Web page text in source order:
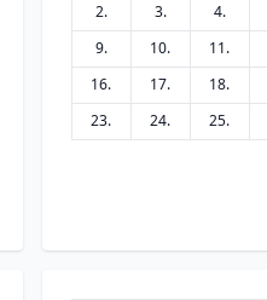
2.
3. 4.
9.
10. 11.
16.
17. 18.
23.
24. 25.